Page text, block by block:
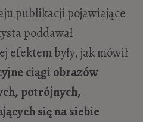
publikacji pojawiające
poddawał
efektem były, jak mówił
ciągi obrazów
potrójnych,
się na siebie